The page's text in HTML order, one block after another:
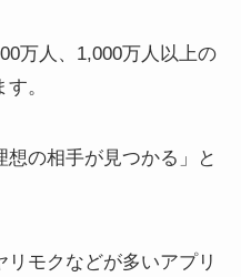
万人、1,000万人以上の
。
の相手が見つかる」と
モクなどが多いアプリ